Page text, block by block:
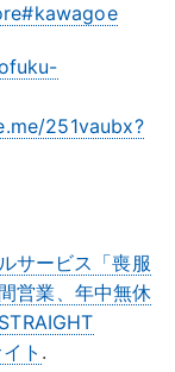
251vaubx?
サービス「喪服
営業、年中無休
ト .